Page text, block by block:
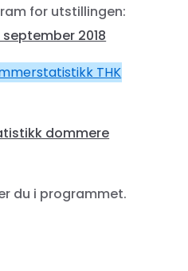
for utstillingen:
september 2018
THK
dommere
du i programmet.